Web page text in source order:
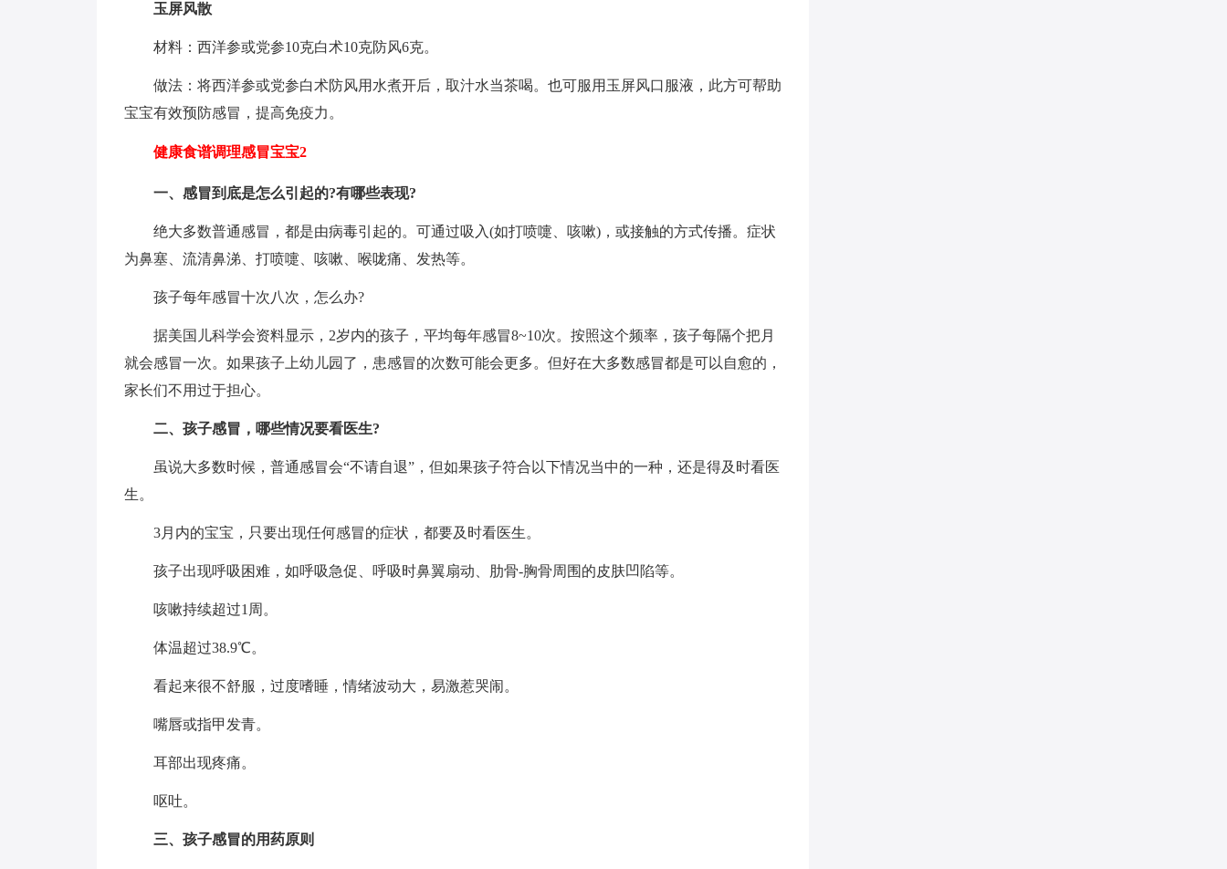
玉屏风散
材料：西洋参或党参10克白术10克防风6克。
做法：将西洋参或党参白术防风用水煮开后，取汁水当茶喝。也可服用玉屏风口服液，此方可帮助
宝宝有效预防感冒，提高免疫力。
健康食谱调理感冒宝宝2
一、感冒到底是怎么引起的?有哪些表现?
绝大多数普通感冒，都是由病毒引起的。可通过吸入(如打喷嚏、咳嗽)，或接触的方式传播。症状
为鼻塞、流清鼻涕、打喷嚏、咳嗽、喉咙痛、发热等。
孩子每年感冒十次八次，怎么办?
据美国儿科学会资料显示，2岁内的孩子，平均每年感冒8~10次。按照这个频率，孩子每隔个把月
就会感冒一次。如果孩子上幼儿园了，患感冒的次数可能会更多。但好在大多数感冒都是可以自愈的，
家长们不用过于担心。
二、孩子感冒，哪些情况要看医生?
虽说大多数时候，普通感冒会“不请自退”，但如果孩子符合以下情况当中的一种，还是得及时看医
生。
3月内的宝宝，只要出现任何感冒的症状，都要及时看医生。
孩子出现呼吸困难，如呼吸急促、呼吸时鼻翼扇动、肋骨-胸骨周围的皮肤凹陷等。
咳嗽持续超过1周。
体温超过38.9℃。
看起来很不舒服，过度嗜睡，情绪波动大，易激惹哭闹。
嘴唇或指甲发青。
耳部出现疼痛。
呕吐。
三、孩子感冒的用药原则